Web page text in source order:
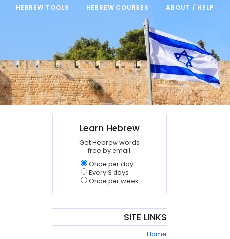
HEBREW TOOLS HEBREW COURSES ABOUT / HELP
Learn Hebrew
Get Hebrew words
free by email:
Once per day
Every 3 days
Once per week
SITE LINKS
Home